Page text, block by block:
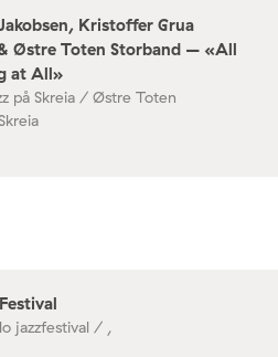
Kristoffer Grua
Østre Toten Storband – «All
at All»
på Skreia / Østre Toten
jazzfestival / ,